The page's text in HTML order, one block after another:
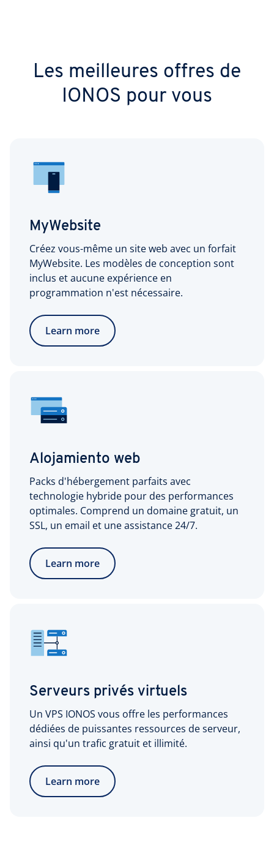
Les meilleures offres de
IONOS pour vous
MyWebsite
Créez vous-même un site web avec un forfait
MyWebsite. Les modèles de conception sont
inclus et aucune expérience en
programmation n'est nécessaire.
Learn more
Alojamiento web
Packs d'hébergement parfaits avec
technologie hybride pour des performances
optimales. Comprend un domaine gratuit, un
SSL, un email et une assistance 24/7.
Learn more
Serveurs privés virtuels
Un VPS IONOS vous offre les performances
dédiées de puissantes ressources de serveur,
ainsi qu'un trafic gratuit et illimité.
Learn more